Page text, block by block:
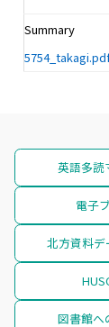
Summary
英語多読
電子
北方資料デ
図書館へ